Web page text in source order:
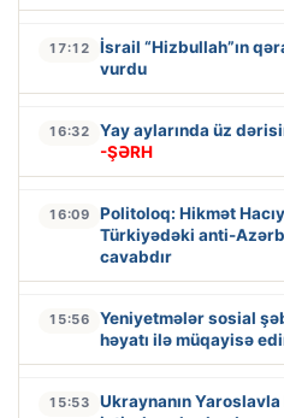
17:12
İsrail “Hizbullah”ın
vurdu
16:32
Yay aylarında üz
-ŞƏRH
16:09
Politoloq: Hikmət
Türkiyədəki anti-
cavabdır
15:56
Yeniyetmələr sosial
həyatı ilə müqayisə
15:53
Ukraynanın